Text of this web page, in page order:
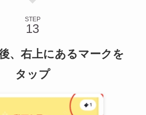
STEP
、右上にあるマークを
タップ